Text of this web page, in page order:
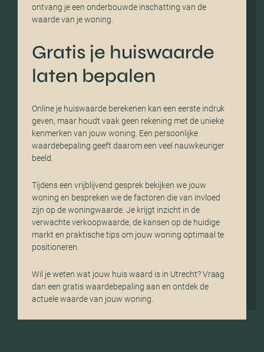
ontvang je een onderbouwde inschatting van de
waarde van je woning.
Gratis je huiswaarde
laten bepalen
Online je huiswaarde berekenen kan een eerste indruk
geven, maar houdt vaak geen rekening met de unieke
kenmerken van jouw woning. Een persoonlijke
waardebepaling geeft daarom een veel nauwkeuriger
beeld.
Tijdens een vrijblijvend gesprek bekijken we jouw
woning en bespreken we de factoren die van invloed
zijn op de woningwaarde. Je krijgt inzicht in de
verwachte verkoopwaarde, de kansen op de huidige
markt en praktische tips om jouw woning optimaal te
positioneren.
Wil je weten wat jouw huis waard is in Utrecht? Vraag
dan een gratis waardebepaling aan en ontdek de
actuele waarde van jouw woning.